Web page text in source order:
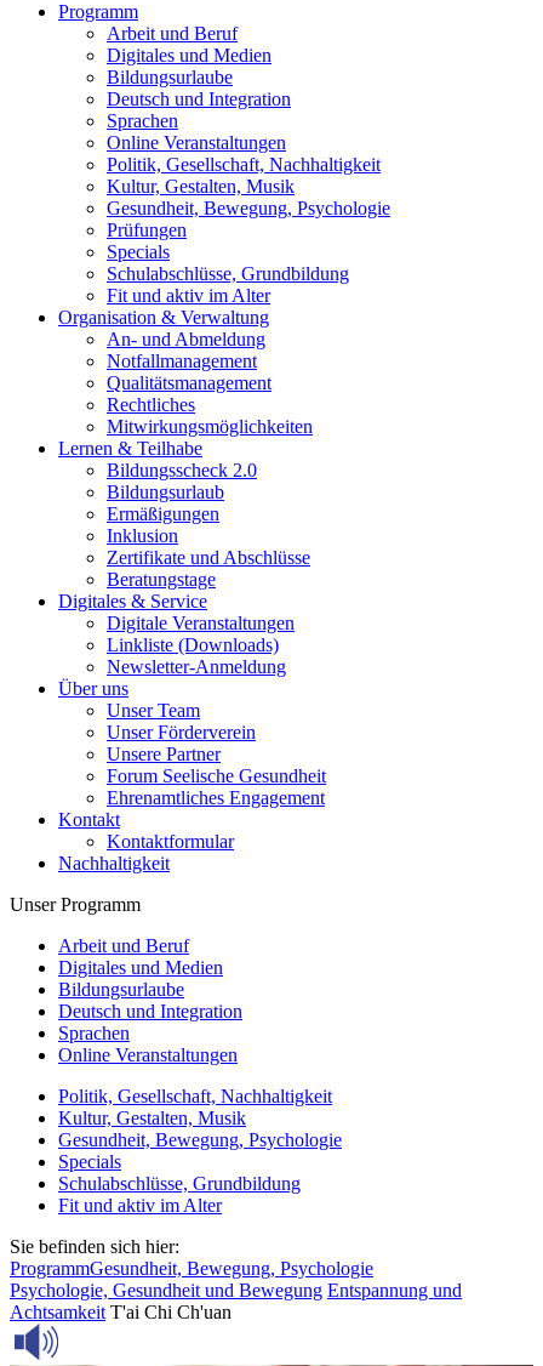
Programm
Arbeit und Beruf
Digitales und Medien
Bildungsurlaube
Deutsch und Integration
Sprachen
Online Veranstaltungen
Politik, Gesellschaft, Nachhaltigkeit
Kultur, Gestalten, Musik
Gesundheit, Bewegung, Psychologie
Prüfungen
Specials
Schulabschlüsse, Grundbildung
Fit und aktiv im Alter
Organisation & Verwaltung
An- und Abmeldung
Notfallmanagement
Qualitätsmanagement
Rechtliches
Mitwirkungsmöglichkeiten
Lernen & Teilhabe
Bildungsscheck 2.0
Bildungsurlaub
Ermäßigungen
Inklusion
Zertifikate und Abschlüsse
Beratungstage
Digitales & Service
Digitale Veranstaltungen
Linkliste (Downloads)
Newsletter-Anmeldung
Über uns
Unser Team
Unser Förderverein
Unsere Partner
Forum Seelische Gesundheit
Ehrenamtliches Engagement
Kontakt
Kontaktformular
Nachhaltigkeit
Unser Programm
Arbeit und Beruf
Digitales und Medien
Bildungsurlaube
Deutsch und Integration
Sprachen
Online Veranstaltungen
Politik, Gesellschaft, Nachhaltigkeit
Kultur, Gestalten, Musik
Gesundheit, Bewegung, Psychologie
Specials
Schulabschlüsse, Grundbildung
Fit und aktiv im Alter
Sie befinden sich hier:
ProgrammGesundheit, Bewegung, Psychologie
Psychologie, Gesundheit und Bewegung Entspannung und
Achtsamkeit T'ai Chi Ch'uan